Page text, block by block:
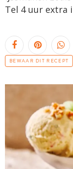
Tel 4 uur extra
BEWAAR DIT RECEPT